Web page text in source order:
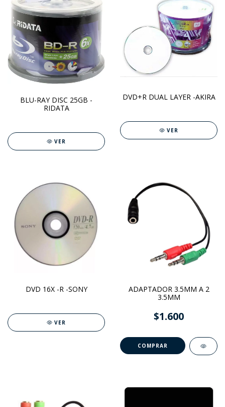
BLU-RAY DISC 25GB -
RIDATA
VER
DVD+R DUAL LAYER -AKIRA
VER
DVD 16X -R -SONY
VER
ADAPTADOR 3.5MM A 2
3.5MM
$1.600